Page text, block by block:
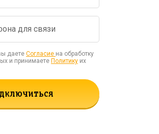
даете Согласие на обработку
и принимаете Политику их